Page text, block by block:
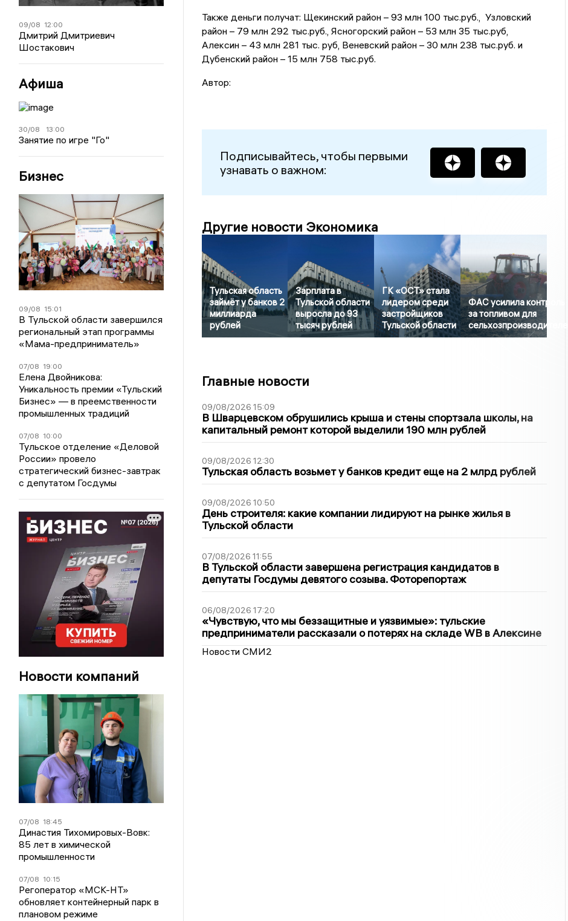
09/08 12:00
Дмитрий Дмитриевич
Шостакович
Афиша
30/08 13:00
Занятие по игре "Го"
Бизнес
09/08 15:01
В Тульской области завершился
региональный этап программы
«Мама-предприниматель»
07/08 19:00
Елена Двойникова:
Уникальность премии «Тульский
Бизнес» — в преемственности
промышленных традиций
07/08 10:00
Тульское отделение «Деловой
России» провело
стратегический бизнес-завтрак
с депутатом Госдумы
Новости компаний
07/08 18:45
Династия Тихомировых-Вовк:
85 лет в химической
промышленности
07/08 10:15
Регоператор «МСК-НТ»
обновляет контейнерный парк в
плановом режиме
Также деньги получат: Щекинский район – 93 млн 100 тыс.руб., Узловский
район – 79 млн 292 тыс.руб., Ясногорский район – 53 млн 35 тыс.руб,
Алексин – 43 млн 281 тыс. руб, Веневский район – 30 млн 238 тыс.руб. и
Дубенский район – 15 млн 758 тыс.руб.
Автор:
Подписывайтесь, чтобы первыми
узнавать о важном:
Другие новости Экономика
Тульская область
займёт у банков 2
миллиарда
рублей
Зарплата в
Тульской области
выросла до 93
тысяч рублей
ГК «ОСТ» стала
лидером среди
застройщиков
Тульской области
ФАС усилила контроль
за топливом для
сельхозпроизводителей
Главные новости
09/08/2026 15:09
В Шварцевском обрушились крыша и стены спортзала школы, на
капитальный ремонт которой выделили 190 млн рублей
09/08/2026 12:30
Тульская область возьмет у банков кредит еще на 2 млрд рублей
09/08/2026 10:50
День строителя: какие компании лидируют на рынке жилья в
Тульской области
07/08/2026 11:55
В Тульской области завершена регистрация кандидатов в
депутаты Госдумы девятого созыва. Фоторепортаж
06/08/2026 17:20
«Чувствую, что мы беззащитные и уязвимые»: тульские
предприниматели рассказали о потерях на складе WB в Алексине
Новости СМИ2